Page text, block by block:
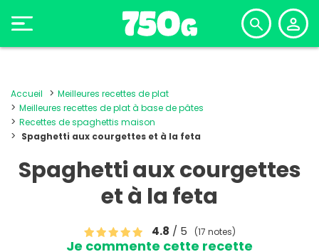
Accueil
Meilleures recettes de plat
Meilleures recettes de plat à base de pâtes
Recettes de spaghettis maison
Spaghetti aux courgettes et à la feta
Spaghetti aux courgettes
et à la feta
4.8 / 5 (17 notes)
Je commente cette recette